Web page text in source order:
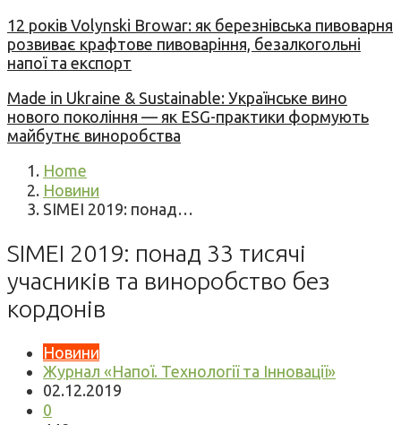
12 років Volynski Browar: як березнівська пивоварня
розвиває крафтове пивоваріння, безалкогольні
напої та експорт
Made in Ukraine & Sustainable: Українське вино
нового покоління — як ESG-практики формують
майбутнє виноробства
Home
Новини
SIMEI 2019: понад…
SIMEI 2019: понад 33 тисячі
учасників та виноробство без
кордонів
Новини
Журнал «Напої. Технології та Інновації»
02.12.2019
0